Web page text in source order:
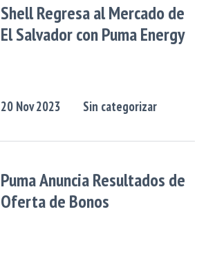
Shell Regresa al Mercado de
El Salvador con Puma Energy
20Nov2023 Sin categorizar
Puma Anuncia Resultados de
Oferta de Bonos